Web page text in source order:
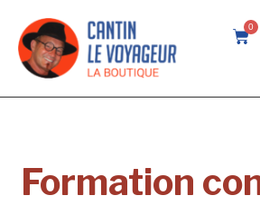
0
Formation